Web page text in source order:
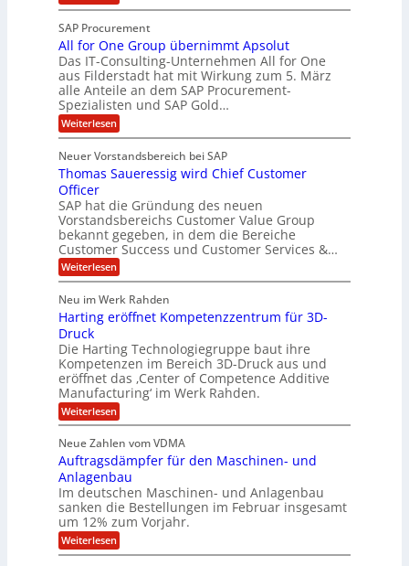
f
b
e
i
I
F
S
p
e
z
i
a
l
i
s
J
u
l
i
a
H
u
b
e
r
ä
l
t
6
5
M
i
l
l
i
o
n
p
n
e
n
n
t
C
T
O
V
P
S
a
l
e
s
n
g
i
n
e
r
i
n
g
f
ü
r
O
-
S
e
c
u
r
i
t
y
y
s
e
m
S
t
e
l
l
r
i
e
r
s
i
o
n
3
.
2
SAP Procurement
All for One Group übernimmt Apsolut
Das IT-Consulting-Unternehmen All for One
aus Filderstadt hat mit Wirkung zum 5. März
alle Anteile an dem SAP Procurement-
Spezialisten und SAP Gold…
Weiterlesen:
A
l
f
r
O
n
e
G
r
o
p
ü
r
n
i
m
m
t
A
p
s
o
l
u
t
Neuer Vorstandsbereich bei SAP
Thomas Saueressig wird Chief Customer
Officer
SAP hat die Gründung des neuen
Vorstandsbereichs Customer Value Group
bekannt gegeben, in dem die Bereiche
Customer Success und Customer Services &…
Weiterlesen:
T
o
m
S
a
u
e
r
e
s
i
w
i
r
d
C
h
i
Neu im Werk Rahden
Harting eröffnet Kompetenzzentrum für 3D-
Druck
Die Harting Technologiegruppe baut ihre
Kompetenzen im Bereich 3D-Druck aus und
eröffnet das ‚Center of Competence Additive
Manufacturing‘ im Werk Rahden.
Weiterlesen:
H
r
t
i
n
g
e
r
ö
f
Neue Zahlen vom VDMA
Auftragsdämpfer für den Maschinen- und
Anlagenbau
Im deutschen Maschinen- und Anlagenbau
sanken die Bestellungen im Februar insgesamt
um 12% zum Vorjahr.
Weiterlesen:
A